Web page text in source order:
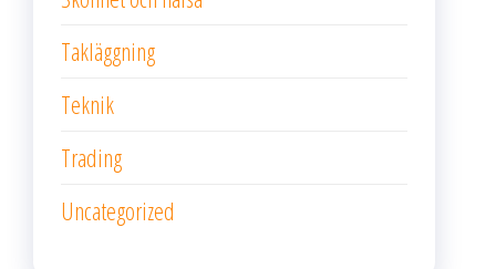
Takläggning
Teknik
Trading
Uncategorized